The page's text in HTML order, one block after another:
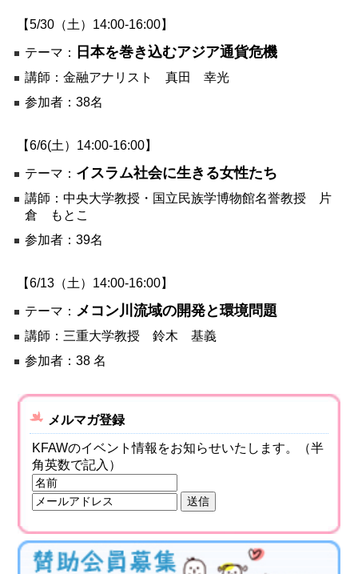
【5/30（土）14:00-16:00】
テーマ： 日本を巻き込むアジア通貨危機
講師：金融アナリスト 真田 幸光
参加者：38名
【6/6(土）14:00-16:00】
テーマ： イスラム社会に生きる女性たち
講師：中央大学教授・国立民族学博物館名誉教授 片
倉 もとこ
参加者：39名
【6/13（土）14:00-16:00】
テーマ： メコン川流域の開発と環境問題
講師：三重大学教授 鈴木 基義
参加者：38 名
メルマガ登録
KFAWのイベント情報をお知らせいたします。（半
角英数で記入）